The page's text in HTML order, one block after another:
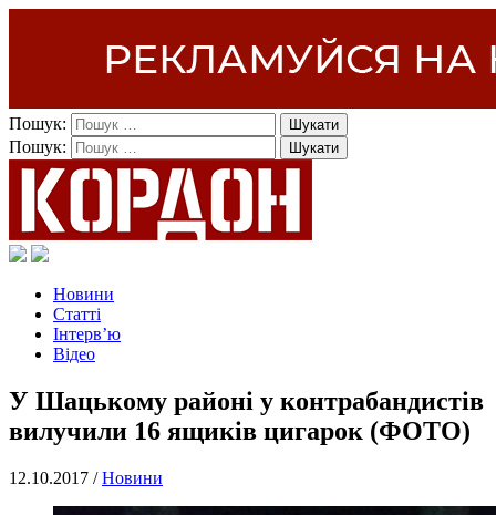
Пошук:
Пошук:
Новини
Статті
Інтерв’ю
Відео
У Шацькому районі у контрабандистів
вилучили 16 ящиків цигарок (ФОТО)
12.10.2017 /Новини